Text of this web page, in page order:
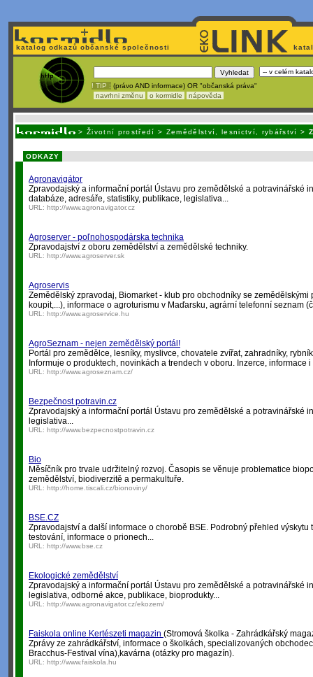
katalog odkazů občanské společnosti
! TIP : (právo AND informace) OR "občanská práva"
navrhni změnu
o kormidle nápověda
> Životní prostředí > Zemědělství, lesnictví, rybářství >
ODKAZY
Agronavigátor
Zpravodajský a informační portál Ústavu pro zemědělské a potravinářské
databáze, adresáře, statistiky, publikace, legislativa...
URL: http://www.agronavigator.cz
Agroserver - poľnohospodárska technika
Zpravodajství z oboru zemědělství a zemědělské techniky.
URL: http://www.agroserver.sk
Agroservis
Zemědělský zpravodaj, Biomarket - klub pro obchodníky se zemědělskými
koupit,...), informace o agroturismu v Maďarsku, agrární telefonní seznam
URL: http://www.agroservice.hu
AgroSeznam - nejen zemědělský portál!
Portál pro zemědělce, lesníky, myslivce, chovatele zvířat, zahradníky,
Informuje o produktech, novinkách a trendech v oboru. Inzerce, informace
URL: http://www.agroseznam.cz/
Bezpečnost potravin.cz
Zpravodajský a informační portál Ústavu pro zemědělské a potravinářské
legislativa...
URL: http://www.bezpecnostpotravin.cz
Bio
Měsíčník pro trvale udržitelný rozvoj. Časopis se věnuje problematice
zemědělství, biodiverzitě a permakultuře.
URL: http://home.tiscali.cz/bionoviny/
BSE.CZ
Zpravodajství a další informace o chorobě BSE. Podrobný přehled výskytu
testování, informace o prionech...
URL: http://www.bse.cz
Ekologické zemědělství
Zpravodajský a informační portál Ústavu pro zemědělské a potravinářské
legislativa, odborné akce, publikace, bioprodukty...
URL: http://www.agronavigator.cz/ekozem/
Faiskola online Kertészeti magazin (Stromová školka - Zahrádkářský
Zprávy ze zahrádkářství, informace o školkách, specializovaných
Bracchus-Festival vína),kavárna (otázky pro magazín).
URL: http://www.faiskola.hu